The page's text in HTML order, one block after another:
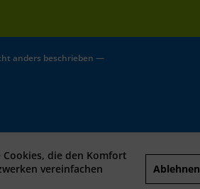
anders beschrieben —
die den Komfort
vereinfachen
Ablehnen